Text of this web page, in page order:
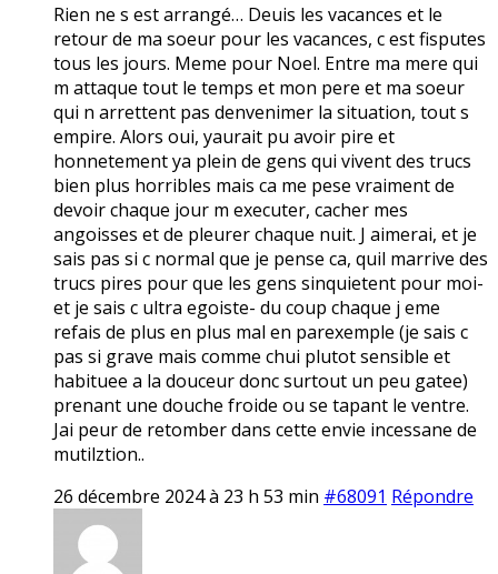
Rien ne s est arrangé… Deuis les vacances et le
retour de ma soeur pour les vacances, c est fisputes
tous les jours. Meme pour Noel. Entre ma mere qui
m attaque tout le temps et mon pere et ma soeur
qui n arrettent pas denvenimer la situation, tout s
empire. Alors oui, yaurait pu avoir pire et
honnetement ya plein de gens qui vivent des trucs
bien plus horribles mais ca me pese vraiment de
devoir chaque jour m executer, cacher mes
angoisses et de pleurer chaque nuit. J aimerai, et je
sais pas si c normal que je pense ca, quil marrive des
trucs pires pour que les gens sinquietent pour moi-
et je sais c ultra egoiste- du coup chaque j eme
refais de plus en plus mal en parexemple (je sais c
pas si grave mais comme chui plutot sensible et
habituee a la douceur donc surtout un peu gatee)
prenant une douche froide ou se tapant le ventre.
Jai peur de retomber dans cette envie incessane de
mutilztion..
26 décembre 2024 à 23 h 53 min #68091 Répondre